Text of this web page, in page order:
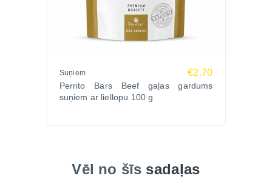
Suņiem €2.70
Perrito Bars Beef gaļas gardums
suņiem ar liellopu 100 g
Vēl no šīs sadaļas